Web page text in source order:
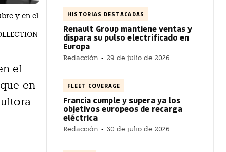
y en el
el
en
HISTORIAS DESTACADAS
Renault Group mantiene ventas y
dispara su pulso electrificado en
Europa
Redacción - 29 de julio de 2026
FLEET COVERAGE
Francia cumple y supera ya los
objetivos europeos de recarga
eléctrica
Redacción - 30 de julio de 2026